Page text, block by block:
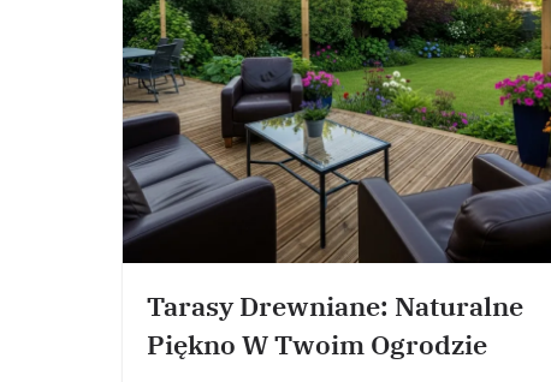
Tarasy Drewniane: Naturalne
Piękno W Twoim Ogrodzie